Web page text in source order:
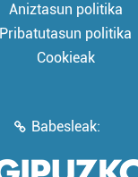
Aniztasun politika
Pribatutasun politika
Cookieak
Babesleak: